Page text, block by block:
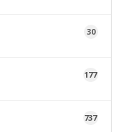
30
177
737